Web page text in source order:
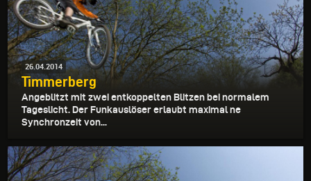
26.04.2014
Timmerberg
Angeblitzt mit zwei entkoppelten Blitzen bei normalem
Tageslicht. Der Funkauslöser erlaubt maximal ne
Synchronzeit von...